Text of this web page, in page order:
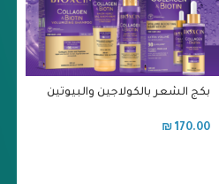
بكج الشعر بالكولاجين والبيوتين
₪ 170.00